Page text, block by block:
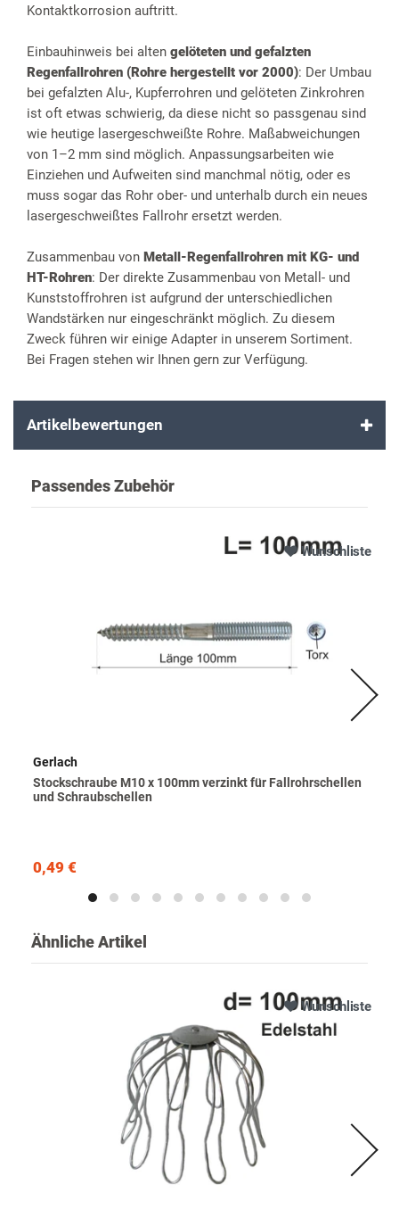
Kontaktkorrosion auftritt.
Einbauhinweis bei alten gelöteten und gefalzten
Regenfallrohren (Rohre hergestellt vor 2000): Der Umbau
bei gefalzten Alu-, Kupferrohren und gelöteten Zinkrohren
ist oft etwas schwierig, da diese nicht so passgenau sind
wie heutige lasergeschweißte Rohre. Maßabweichungen
von 1–2 mm sind möglich. Anpassungsarbeiten wie
Einziehen und Aufweiten sind manchmal nötig, oder es
muss sogar das Rohr ober- und unterhalb durch ein neues
lasergeschweißtes Fallrohr ersetzt werden.
Zusammenbau von Metall-Regenfallrohren mit KG- und
HT-Rohren: Der direkte Zusammenbau von Metall- und
Kunststoffrohren ist aufgrund der unterschiedlichen
Wandstärken nur eingeschränkt möglich. Zu diesem
Zweck führen wir einige Adapter in unserem Sortiment.
Bei Fragen stehen wir Ihnen gern zur Verfügung.
Artikelbewertungen
Passendes Zubehör
Wunschliste
Gerlach
Stockschraube M10 x 100mm verzinkt für Fallrohrschellen
und Schraubschellen
0,49 €
Ähnliche Artikel
Wunschliste